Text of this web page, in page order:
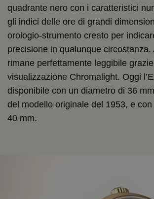
quadrante nero con i caratteristici
gli indici delle ore di grandi
orologio‑strumento creato per
precisione in qualunque circostanza.
rimane perfettamente leggibile
visualizzazione Chromalight. Oggi
disponibile con un diametro di 36
del modello originale del 1953, e
40 mm.